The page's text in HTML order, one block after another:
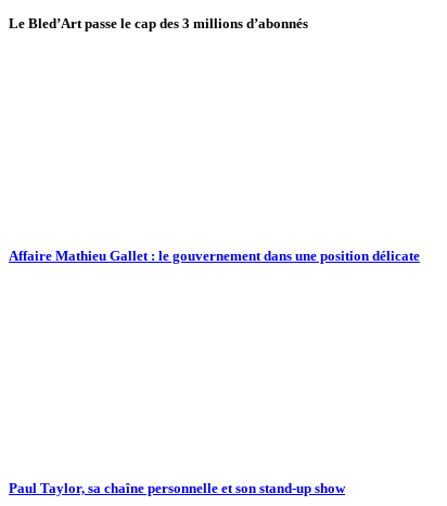
Le Bled’Art passe le cap des 3 millions d’abonnés
Affaire Mathieu Gallet : le gouvernement dans une position délicate
Paul Taylor, sa chaîne personnelle et son stand-up show